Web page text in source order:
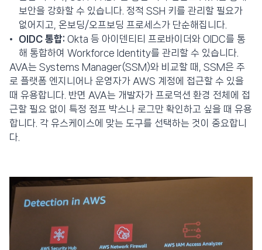
보안을 강화할 수 있습니다. 정적 SSH 키를 관리할 필요가
없어지고, 온보딩/오프보딩 프로세스가 단순해집니다.
OIDC 통합: Okta 등 아이덴티티 프로바이더와 OIDC를 통
해 통합하여 Workforce Identity를 관리할 수 있습니다.
AVA는 Systems Manager(SSM)와 비교할 때, SSM은 주
로 플랫폼 엔지니어나 운영자가 AWS 계정에 접근할 수 있을
때 유용합니다. 반면 AVA는 개발자가 프로덕션 환경 전체에 접
근할 필요 없이 특정 점프 박스나 로그만 확인하고 싶을 때 유용
합니다. 각 유스케이스에 맞는 도구를 선택하는 것이 중요합니
다.